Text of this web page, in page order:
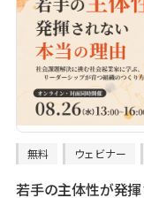
無料 ウェビナー
若手の主体性が発